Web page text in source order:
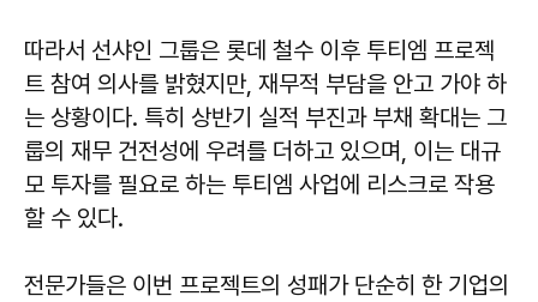
따라서 선샤인 그룹은 롯데 철수 이후 투티엠 프로젝
트 참여 의사를 밝혔지만, 재무적 부담을 안고 가야 하
는 상황이다. 특히 상반기 실적 부진과 부채 확대는 그
룹의 재무 건전성에 우려를 더하고 있으며, 이는 대규
모 투자를 필요로 하는 투티엠 사업에 리스크로 작용
할 수 있다.
전문가들은 이번 프로젝트의 성패가 단순히 한 기업의